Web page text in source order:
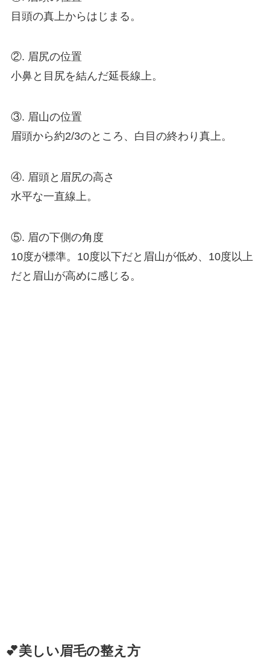
目頭の真上からはじまる。
②. 眉尻の位置
小鼻と目尻を結んだ延長線上。
③. 眉山の位置
眉頭から約2/3のところ、白目の終わり真上。
④. 眉頭と眉尻の高さ
水平な一直線上。
⑤. 眉の下側の角度
10度が標準。10度以下だと眉山が低め、10度以上
だと眉山が高めに感じる。
💕美しい眉毛の整え方